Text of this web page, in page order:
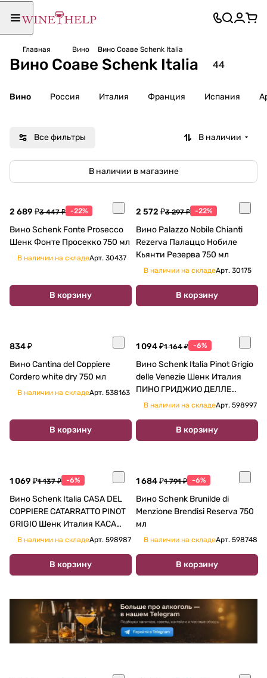
Главная Вино Вино Соаве Schenk Italia
Вино Соаве Schenk Italia 44
Вино Россия Италия Франция Испания
Все фильтры В наличии
В наличии в магазине
2 689 ₽3 447 ₽ -22%
Вино Schenk Fonte Prosecco
Шенк Фонте Просекко 750 мл
В наличии на складеАрт. 30437
В корзину
2 572 ₽3 297 ₽ -22%
Вино Palazzo Nobile Chianti
Rezerva Палаццо Нобиле
Кьянти Резерва 750 мл
В наличии на складеАрт. 30175
В корзину
834 ₽
Вино Cantina del Coppiere
Cordero white dry 750 мл
В наличии на складеАрт. 538163
В корзину
1 094 ₽1 164 ₽ -6%
Вино Schenk Italia Pinot Grigio
delle Venezie Шенк Италия
ПИНО ГРИДЖИО ДЕЛЛЕ
ВЕНЕЦИЕ белое сухое 750 мл
В наличии на складеАрт. 598997
В корзину
1 069 ₽1 137 ₽ -6%
Вино Schenk Italia CASA DEL
COPPIERE CATARRATTO PINOT
GRIGIO Шенк Италия КАСА
ДЕЛЬ КОППИЕРЕ КАТАРРАТТО
В наличии на складеАрт. 598987
В корзину
1 684 ₽1 791 ₽ -6%
Вино Schenk Brunilde di
Menzione Brendisi Reserva 750
мл
В наличии на складеАрт. 598748
В корзину